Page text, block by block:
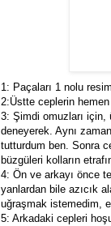
1: Paçaları 1 nolu
2:Üstte ceplerin
3: Şimdi omuzları için,
deneyerek. Aynı
tutturdum ben. Sonra
büzgüleri kolların
4: Ön ve arkayı önce
yanlardan bile azıcık
uğraşmak istemedim,
5: Arkadaki cepleri